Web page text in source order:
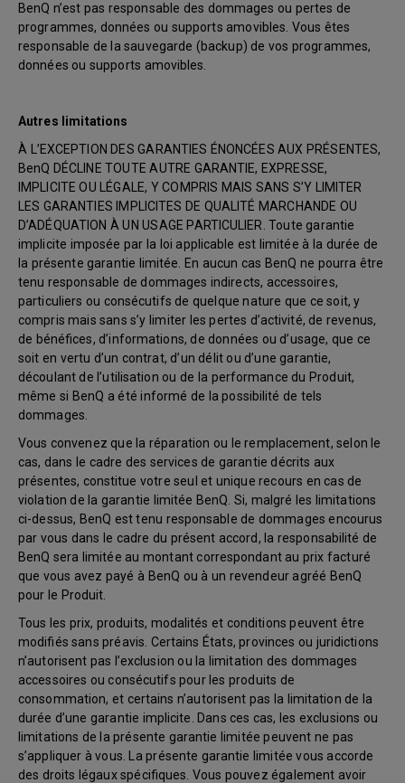
BenQ n’est pas responsable des dommages ou pertes de
programmes, données ou supports amovibles. Vous êtes
responsable de la sauvegarde (backup) de vos programmes,
données ou supports amovibles.
Autres limitations
À L’EXCEPTION DES GARANTIES ÉNONCÉES AUX PRÉSENTES,
BenQ DÉCLINE TOUTE AUTRE GARANTIE, EXPRESSE,
IMPLICITE OU LÉGALE, Y COMPRIS MAIS SANS S’Y LIMITER
LES GARANTIES IMPLICITES DE QUALITÉ MARCHANDE OU
D’ADÉQUATION À UN USAGE PARTICULIER. Toute garantie
implicite imposée par la loi applicable est limitée à la durée de
la présente garantie limitée. En aucun cas BenQ ne pourra être
tenu responsable de dommages indirects, accessoires,
particuliers ou consécutifs de quelque nature que ce soit, y
compris mais sans s’y limiter les pertes d’activité, de revenus,
de bénéfices, d’informations, de données ou d’usage, que ce
soit en vertu d’un contrat, d’un délit ou d’une garantie,
découlant de l’utilisation ou de la performance du Produit,
même si BenQ a été informé de la possibilité de tels
dommages.
Vous convenez que la réparation ou le remplacement, selon le
cas, dans le cadre des services de garantie décrits aux
présentes, constitue votre seul et unique recours en cas de
violation de la garantie limitée BenQ. Si, malgré les limitations
ci-dessus, BenQ est tenu responsable de dommages encourus
par vous dans le cadre du présent accord, la responsabilité de
BenQ sera limitée au montant correspondant au prix facturé
que vous avez payé à BenQ ou à un revendeur agréé BenQ
pour le Produit.
Tous les prix, produits, modalités et conditions peuvent être
modifiés sans préavis. Certains États, provinces ou juridictions
n’autorisent pas l’exclusion ou la limitation des dommages
accessoires ou consécutifs pour les produits de
consommation, et certains n’autorisent pas la limitation de la
durée d’une garantie implicite. Dans ces cas, les exclusions ou
limitations de la présente garantie limitée peuvent ne pas
s’appliquer à vous. La présente garantie limitée vous accorde
des droits légaux spécifiques. Vous pouvez également avoir